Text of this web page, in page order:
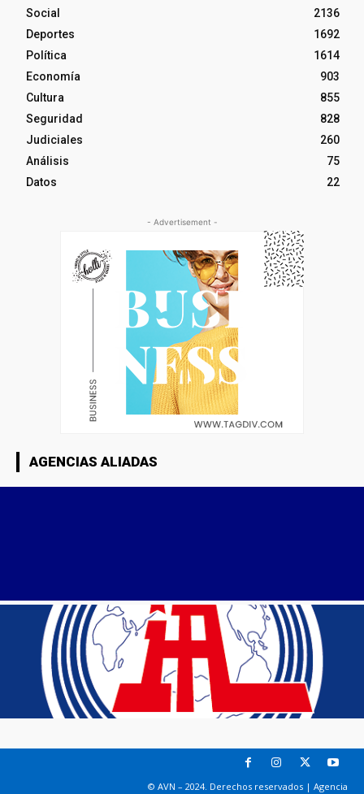
Social
2136
Deportes
1692
Política
1614
Economía
903
Cultura
855
Seguridad
828
Judiciales
260
Análisis
75
Datos
22
- Advertisement -
AGENCIAS ALIADAS
© AVN – 2024. Derechos reservados | Agencia